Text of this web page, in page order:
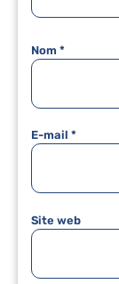
Nom *
E-mail *
Site web